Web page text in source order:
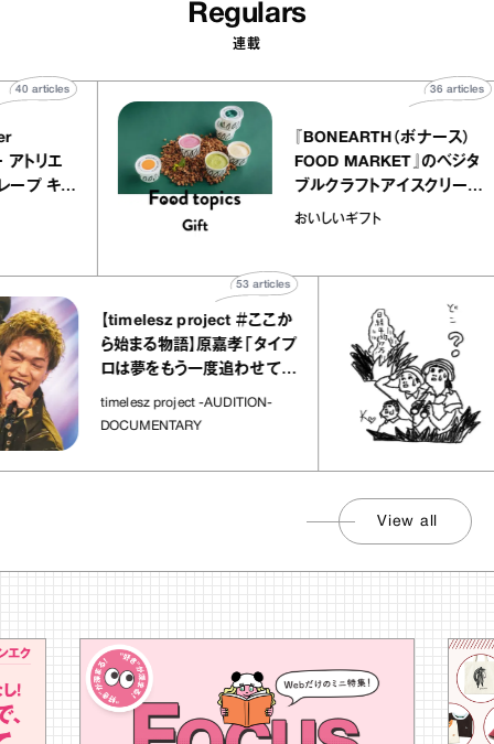
Regulars
連載
atelier
アリー アトリエ
ミルクレープ キャ
40articles
『BONEARTH（ボナー
FOOD MARKET』の
ブルクラフトアイスク
｜真野知子の「おい
おいしいギフト
36
【timelesz project ＃ここか
ら始まる物語】原嘉孝「タイプ
ロは夢をもう一度追わせてく
れた場所」
timelesz project -AUDITION-
DOCUMENTARY
articles
View all